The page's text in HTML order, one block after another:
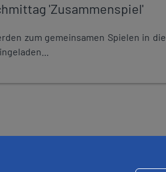
'Zusammenspiel'
zum gemeinsamen Spielen in die